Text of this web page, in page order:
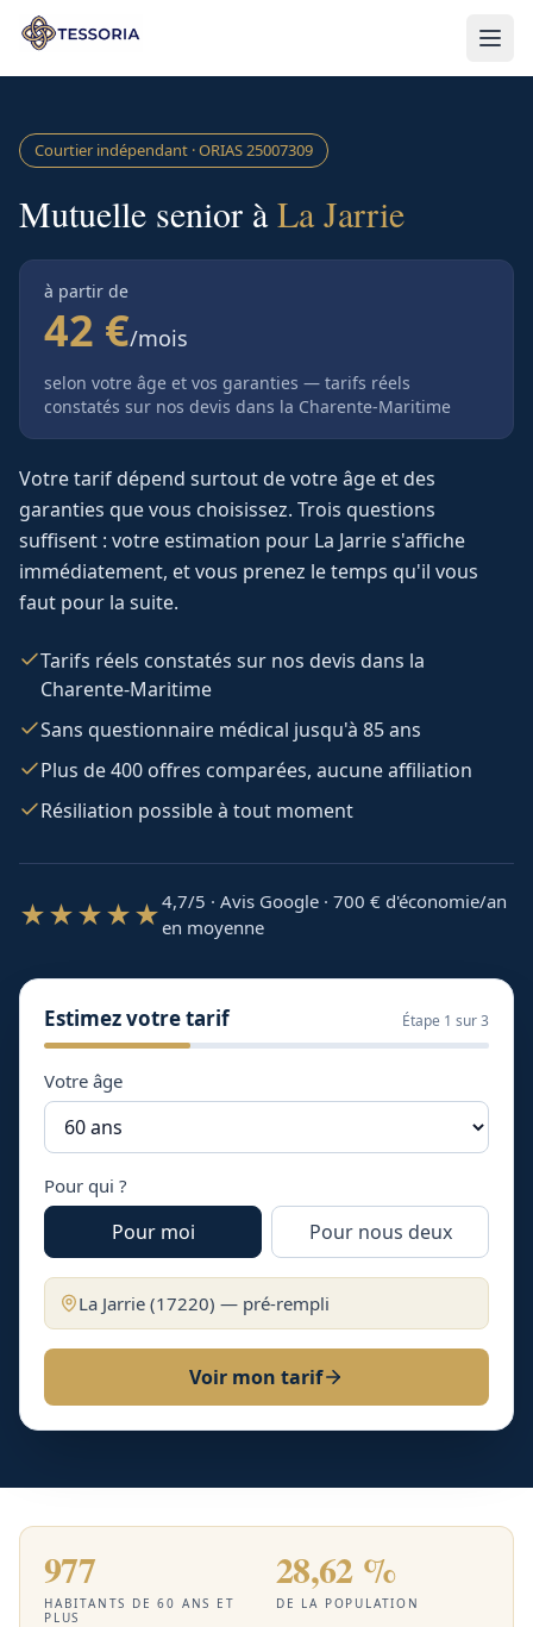
Aller au contenu principal
Courtier indépendant · ORIAS25007309
Mutuelle senior àLa Jarrie
à partir de
42 €/mois
selon votre âge et vos garanties — tarifs réels
constatés sur nos devis dans la Charente-Maritime
Votre tarif dépend surtout de votre âge et des
garanties que vous choisissez. Trois questions
suffisent : votre estimation pour La Jarries'affiche
immédiatement, et vous prenez le temps qu'il vous
faut pour la suite.
Tarifs réels constatés sur nos devis dans la
Charente-Maritime
Sans questionnaire médical jusqu'à 85 ans
Plus de 400 offres comparées, aucune affiliation
Résiliation possible à tout moment
★★★★★4,7/5 · Avis Google · 700 € d'économie/an
en moyenne
Estimez votre tarif Étape 1 sur 3
Votre âge
Pour qui ?
Pour moi Pour nous deux
La Jarrie (17220) — pré-rempli
Voir mon tarif
977
HABITANTS DE 60 ANS ET
PLUS
28,62 %
DE LA POPULATION